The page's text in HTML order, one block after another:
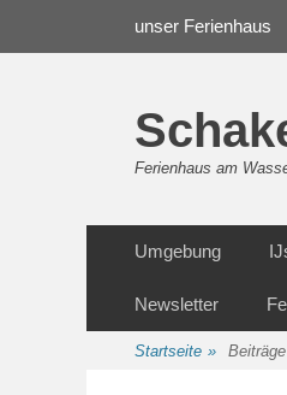
unser Ferienhaus
Ferienhaus am
Inhalt
Umgebung
Newsletter
Startseite »